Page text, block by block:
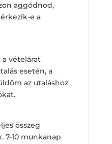
aggódnod,
e a
a vételárat
esetén, a
az utaláshoz
összeg
7-10 munkanap